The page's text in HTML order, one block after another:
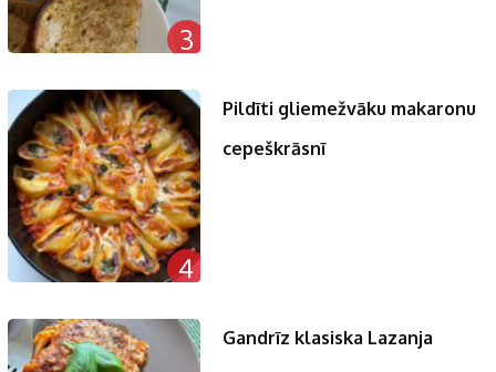
3
4
Pildīti gliemežvāku makaronu
cepeškrāsnī
Gandrīz klasiska Lazanja